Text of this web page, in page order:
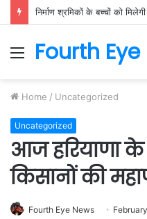
Menu
Fourth
Home / Uncategorized
Uncategorized
आज हरियाणा के
किसानों की
Fourth Eye News